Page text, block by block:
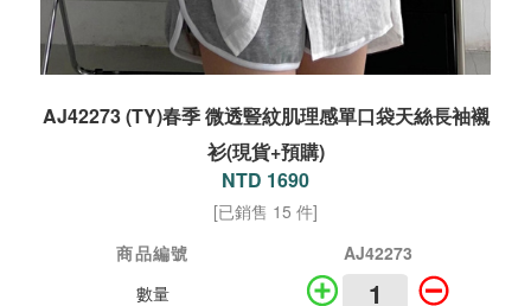
AJ42273 (TY)春季 微透豎紋肌理感單口袋天絲長袖襯
衫(現貨+預購)
NTD 1690
[已銷售 15 件]
商品編號
AJ42273
數量